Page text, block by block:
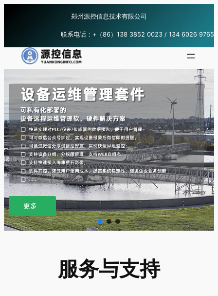
容
郑州源控信息技术有限公司
联系电话：+（86）138 3852 0023 / 134 6026 9765
更多…
服务与支持